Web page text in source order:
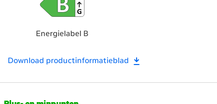
Energielabel B
Download productinformatieblad